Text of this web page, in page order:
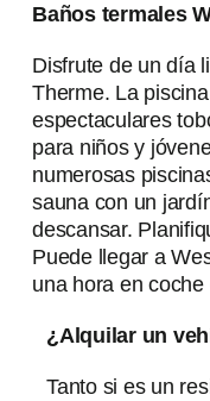
Baños termales
Disfrute de un día
Therme. La
espectaculares
para niños y
numerosas
sauna con un
descansar.
Puede llegar a
una hora en
¿Alquilar un
Tanto si es un